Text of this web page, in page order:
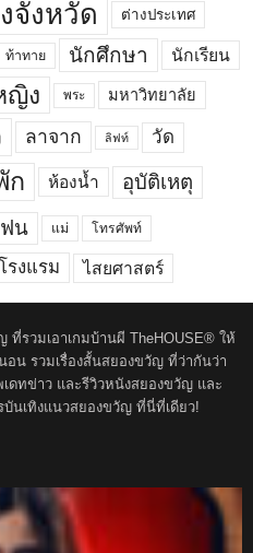
จังหวัด ต่างประเทศ
ท้าทาย นักศึกษา นักเรียน
ญิง พระ มหาวิทยาลัย
ลาจาก ลิฟท์ วัด
ก ห้องน้ำ
อุบัติเหตุ
น แม่ โทรศัพท์
โรงแรม ไสยศาสตร์
ที่รวมเอาเกมบ้านผี TheHOUSE® ให้
อน รวมเรื่องสั้นสยองขวัญ ที่ว่ากันว่า
ทข่าว และรีวิวหนังสยองขวัญ และ
บันเทิงแนวสยองขวัญ ที่นี่ที่เดียว!